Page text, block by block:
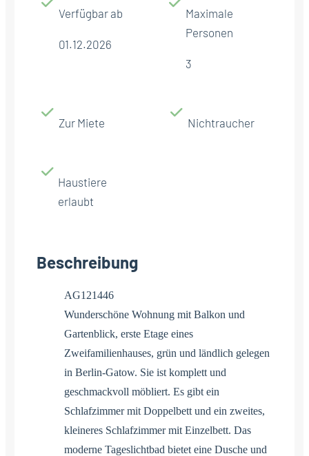
Verfügbar ab
01.12.2026
Maximale
Personen
3
Zur Miete Nichtraucher
Haustiere
erlaubt
Beschreibung
AG121446
Wunderschöne Wohnung mit Balkon und
Gartenblick, erste Etage eines
Zweifamilienhauses, grün und ländlich gelegen
in Berlin-Gatow. Sie ist komplett und
geschmackvoll möbliert. Es gibt ein
Schlafzimmer mit Doppelbett und ein zweites,
kleineres Schlafzimmer mit Einzelbett. Das
moderne Tageslichtbad bietet eine Dusche und